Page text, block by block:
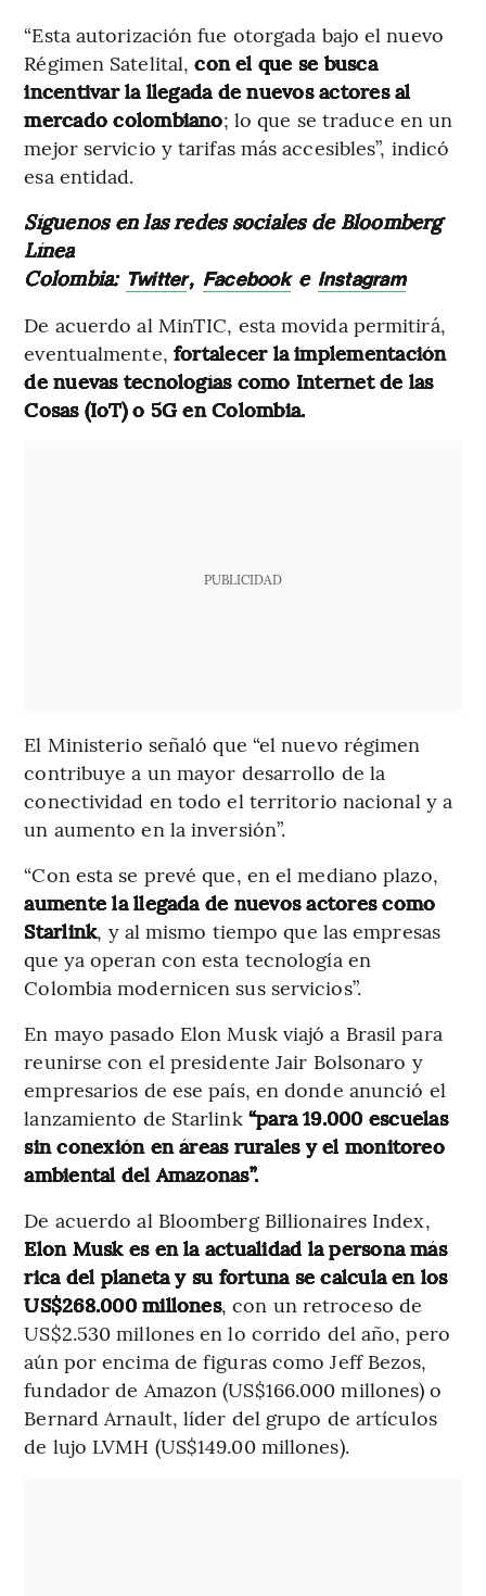
“Esta autorización fue otorgada bajo el nuevo
Régimen Satelital,con el que se busca
incentivar la llegada de nuevos actores al
mercado colombiano; lo que se traduce en un
mejor servicio y tarifas más accesibles”, indicó
esa entidad.
Síguenos en las redes sociales de Bloomberg
Línea
Colombia: Twitter, Facebooke Instagram
De acuerdo al MinTIC, esta movida permitirá,
eventualmente, fortalecer la implementación
de nuevas tecnologías como Internet de las
Cosas (IoT) o 5G en Colombia.
PUBLICIDAD
El Ministerio señaló que “el nuevo régimen
contribuye a un mayor desarrollo de la
conectividad en todo el territorio nacional y a
un aumento en la inversión”.
“Con esta se prevé que, en el mediano plazo,
aumente la llegada de nuevos actores como
Starlink, y al mismo tiempo que las empresas
que ya operan con esta tecnología en
Colombia modernicen sus servicios”.
En mayo pasado Elon Musk viajó a Brasil para
reunirse con el presidente Jair Bolsonaro y
empresarios de ese país, en donde anunció el
lanzamiento de Starlink “para 19.000 escuelas
sin conexión en áreas rurales y el monitoreo
ambiental del Amazonas”.
De acuerdo al Bloomberg Billionaires Index,
Elon Musk es en la actualidad la persona más
rica del planeta y su fortuna se calcula en los
US$268.000 millones, con un retroceso de
US$2.530 millones en lo corrido del año, pero
aún por encima de figuras como Jeff Bezos,
fundador de Amazon (US$166.000 millones) o
Bernard Arnault, líder del grupo de artículos
de lujo LVMH (US$149.00 millones).